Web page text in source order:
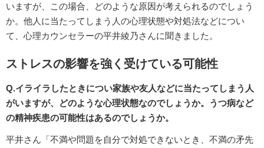
いますが、この場合、どのような原因が考えられるのでしょう
か。他人に当たってしまう人の心理状態や対処法などについ
て、心理カウンセラーの平井綾乃さんに聞きました。
ストレスの影響を強く受けている可能性
Q.イライラしたときについ家族や友人などに当たってしまう人
がいますが、どのような心理状態なのでしょうか。うつ病など
の精神疾患の可能性はあるのでしょうか。
平井さん「不満や問題を自分で対処できないとき、不満の矛先